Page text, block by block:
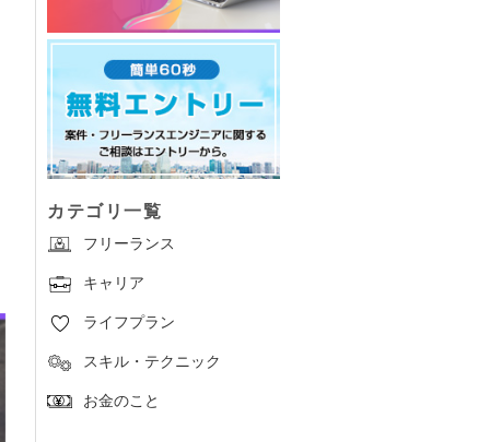
カテゴリ一覧
フリーランス
キャリア
ライフプラン
スキル・テクニック
お金のこと